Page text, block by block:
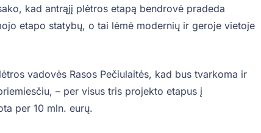
kad antrąjį plėtros etapą bendrovė pradeda
etapo statybų, o tai lėmė modernių ir geroje vietoje
vadovės Rasos Pečiulaitės, kad bus tvarkoma ir
– per visus tris projekto etapus į
per 10 mln. eurų.